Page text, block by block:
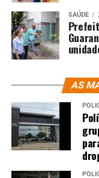
SAÚDE
AS